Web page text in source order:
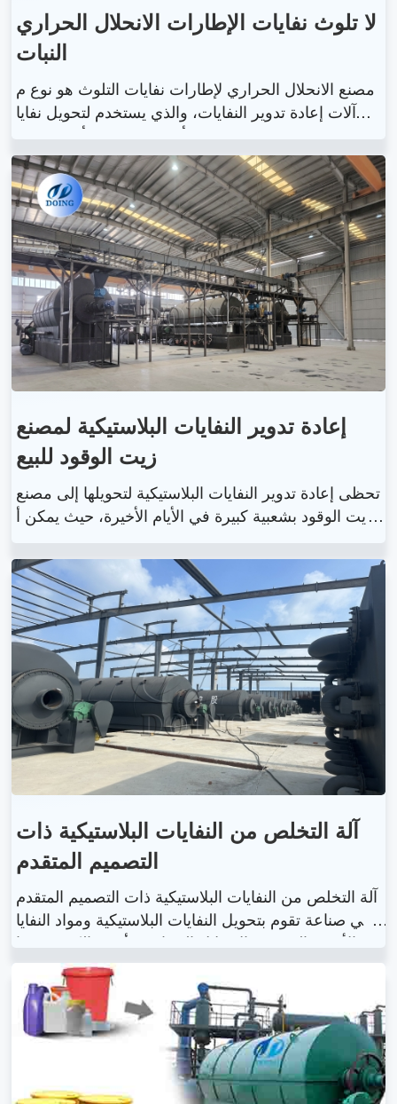
لا تلوث نفايات الإطارات الانحلال الحراري
النبات
مصنع الانحلال الحراري لإطارات نفايات التلوث هو نوع م
ن آلات إعادة تدوير النفايات، والذي يستخدم لتحويل نفايا
ت الإطارات إلى زيت الوقود وأسود الكربون وأسلاك الفو
لاذ. لدى Doing Group نوعان من محطات التحليل الحرا
ري لإطارات نفايات النفايات الخالية من التلوث، أحدهما ع
بارة عن مصنع للتحلل الحراري لإطارات النفايات، والآخر
عبارة عن مصنع للتحلل الحراري لإطارات النفايات المست
مرة.
إعادة تدوير النفايات البلاستيكية لمصنع
زيت الوقود للبيع
تحظى إعادة تدوير النفايات البلاستيكية لتحويلها إلى مصنع
زيت الوقود بشعبية كبيرة في الأيام الأخيرة، حيث يمكن أ
دان، يتعامل الناس مع نفايات الإطارات والبلاستيك في م
كب النفايات أو حرقها. ولكنها تسبب تلوثًا خطيرًا للبيئة، و
ربما تؤدي إلى كارثة حريق أو انتشار الأمراض. على النقي
ض من ذلك، فإن إعادة تدوير النفايات البلاستيكية إلى مص
نع زيت الوقود هي طريقة خضراء لإدارة النفايات. يمكن لإ
عادة تدوير نفايات البلاستيك إلى مصنع الزيوت تحويل نفاي
ات البلاستيك إلى زيت الوقود وأسود الكربون.
آلة التخلص من النفايات البلاستيكية ذات
التصميم المتقدم
آلة التخلص من النفايات البلاستيكية ذات التصميم المتقدم
هي صناعة تقوم بتحويل النفايات البلاستيكية ومواد النفايا
ت الأخرى إلى زيت الانحلال الحراري وأسود الكربون وغا
ز الهيدروكربون. يمكن لآلة التخلص من النفايات البلاستيك
ية ذات التصميم المتقدم أن تقلل من أحجام منتجات النفا
يات وتساعد الإنسان على حماية البيئة.